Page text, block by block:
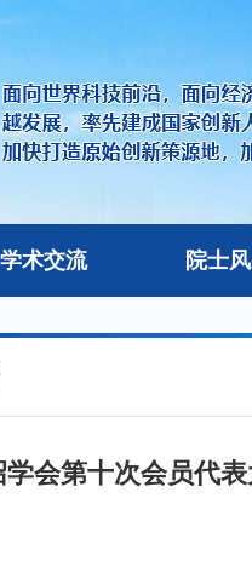
学术交流 院士
会第十次会员代